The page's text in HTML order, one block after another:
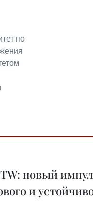
по
новый
и